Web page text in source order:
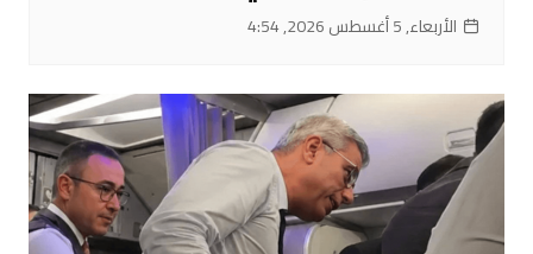
الأربعاء, 5 أغسطس 2026, 4:54